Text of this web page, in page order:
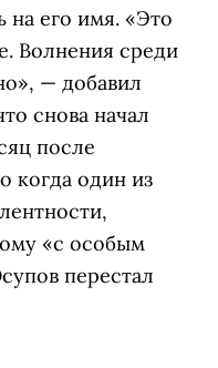
на его имя. «Это
Волнения среди
— добавил
снова начал
после
когда один из
«с особым
перестал